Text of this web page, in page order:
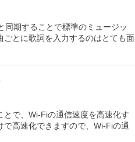
同期することで標準のミュージッ
とに歌詞を入力するのはとても面
で、Wi-Fiの通信速度を高速化す
高速化できますので、Wi-Fiの通